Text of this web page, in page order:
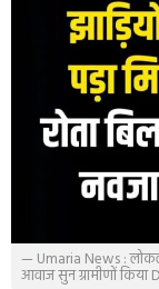
— Umaria News :
आवाज सुन ग्रामीणों किया